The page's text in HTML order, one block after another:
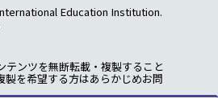
Education Institution.
テンツを無断転載・複製すること
製を希望する方はあらかじめお問